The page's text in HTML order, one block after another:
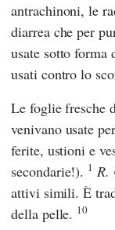
antrachinoni, le
diarrea che per
usate sotto
usati contro lo
Le foglie fresche
venivano usate
ferite, ustioni e
secondarie!). 1 R.
attivi simili. È
della pelle. 10